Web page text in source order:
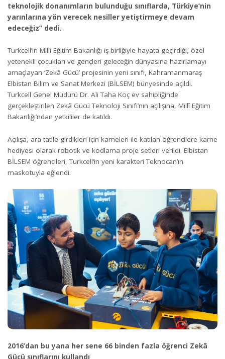
teknolojik donanımların bulunduğu sınıflarda, Türkiye’nin
yarınlarına yön verecek nesiller yetiştirmeye devam
edeceğiz” dedi.
Turkcell’in Millî Eğitim Bakanlığı iş birliğiyle hayata geçirdiği, özel
yetenekli çocukları ve gençleri geleceğin dünyasına hazırlamayı
amaçlayan ‘Zekâ Gücü’ projesinin yeni sınıfı, Kahramanmaraş
Elbistan Bilim ve Sanat Merkezi (BİLSEM) bünyesinde açıldı.
Turkcell Genel Müdürü Dr. Ali Taha Koç ev sahipliğinde
gerçekleştirilen Zekâ Gücü Teknoloji Sınıfı’nın açılışına, Millî Eğitim
Bakanlığı’ndan yetkililer de katıldı.
Açılışa, ara tatile girdikleri için karneleri ile katılan öğrencilere karne
hediyesi olarak robotik ve kodlama proje setleri verildi. Elbistan
BİLSEM öğrencileri, Turkcell’in yeni karakteri Teknocan’ın
maskotuyla eğlendi.
2016’dan bu yana her sene 66 binden fazla öğrenci Zekâ
Gücü sınıflarını kullandı